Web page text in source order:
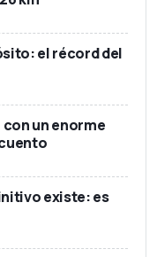
el récord del
con un enorme
existe: es